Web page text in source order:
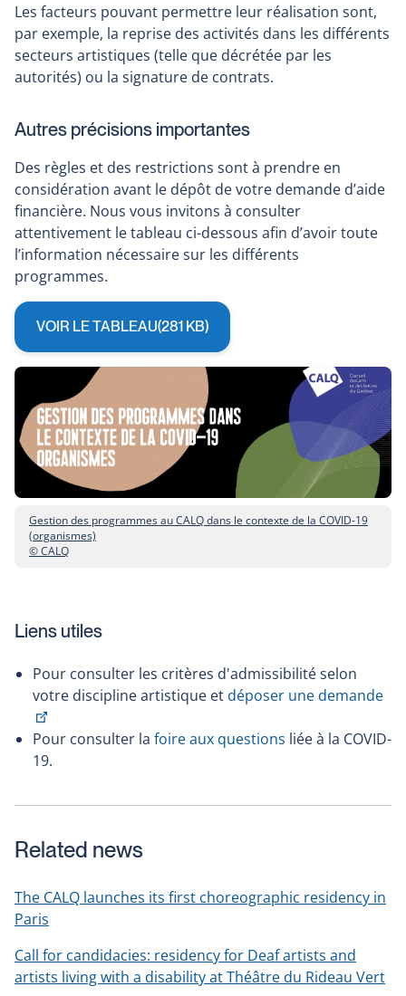
Les facteurs pouvant permettre leur réalisation sont,
par exemple, la reprise des activités dans les différents
secteurs artistiques (telle que décrétée par les
autorités) ou la signature de contrats.
Autres précisions importantes
Des règles et des restrictions sont à prendre en
considération avant le dépôt de votre demande d’aide
financière. Nous vous invitons à consulter
attentivement le tableau ci-dessous afin d’avoir toute
l’information nécessaire sur les différents
programmes.
VOIR LE TABLEAU(281 KB)
Gestion des programmes au CALQ dans le contexte de la COVID-19
(organismes)
© CALQ
Liens utiles
Pour consulter les critères d'admissibilité selon
votre discipline artistique etdéposer une demande
This
link
will
in
new
Pour consulter la foire aux questions liée à la COVID-
19.
Related news
The CALQ launches its first choreographic residency in
Paris
Call for candidacies: residency for Deaf artists and
artists living with a disability at Théâtre du Rideau Vert